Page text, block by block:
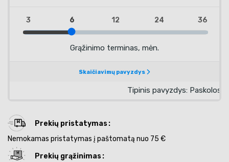
Prekių pristatymas
Nemokamas pristatymas į paštomatą nuo 75 €
Prekių grąžinimas